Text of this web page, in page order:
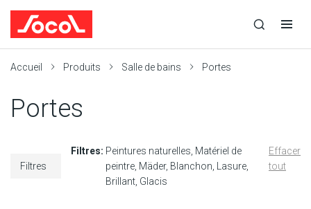
recherche
recherche
navigation
Accueil Produits Salle de bains Portes
Portes
Filtres
Filtres: Peintures naturelles Matériel de
peintre Mäder Blanchon
Lasure
Brillant Glacis
Effacer
tout